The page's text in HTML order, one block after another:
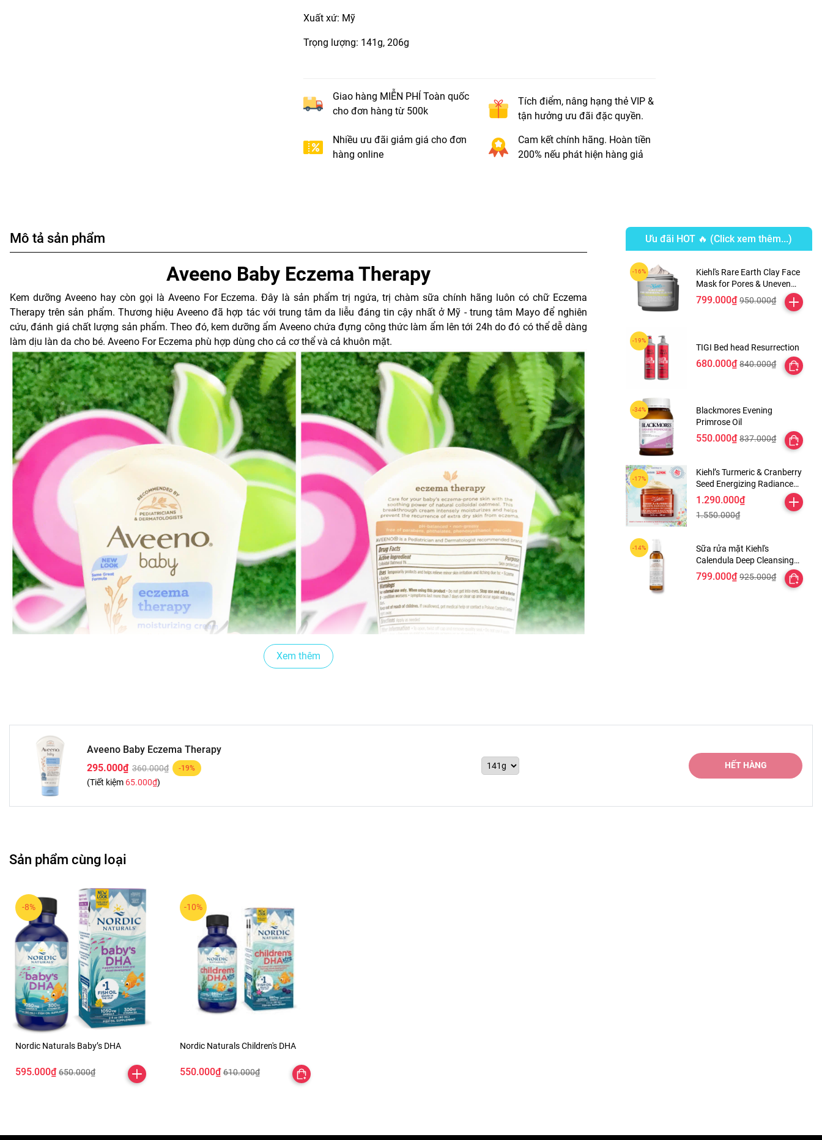
Xuất xứ: Mỹ
Trọng lượng: 141g, 206g
Giao hàng MIỄN PHÍ Toàn quốc
cho đơn hàng từ 500k
Tích điểm, nâng hạng thẻ VIP &
tận hưởng ưu đãi đặc quyền.
Nhiều ưu đãi giảm giá cho đơn
hàng online
Cam kết chính hãng. Hoàn tiền
200% nếu phát hiện hàng giả
Mô tả sản phẩm
Aveeno Baby Eczema Therapy
Kem dưỡng Aveeno hay còn gọi là Aveeno For Eczema. Đây là sản phẩm trị ngứa, trị chàm sữa chính hãng luôn có chữ Eczema
Therapy trên sản phẩm. Thương hiệu Aveeno đã hợp tác với trung tâm da liễu đáng tin cậy nhất ở Mỹ - trung tâm Mayo để nghiên
cứu, đánh giá chất lượng sản phẩm. Theo đó, kem dưỡng ẩm Aveeno chứa đựng công thức làm ẩm lên tới 24h do đó có thể dễ dàng
làm dịu làn da cho bé. Aveeno For Eczema phù hợp dùng cho cả cơ thể và cả khuôn mặt.
Xem thêm
Ưu đãi HOT 🔥 (Click xem thêm...)
Kiehl's Rare Earth Clay Face
Mask for Pores & Uneven
Texture
799.000₫ 950.000₫
TIGI Bed head Resurrection
680.000₫ 840.000₫
Blackmores Evening
Primrose Oil
550.000₫ 837.000₫
Kiehl’s Turmeric & Cranberry
Seed Energizing Radiance
Masque
1.290.000₫
1.550.000₫
Sữa rửa mặt Kiehl's
Calendula Deep Cleansing
Foaming Face Wash
799.000₫ 925.000₫
Aveeno Baby Eczema Therapy
295.000₫ 360.000₫ -19%
(Tiết kiệm 65.000₫)
HẾT HÀNG
Sản phẩm cùng loại
-8%
Nordic Naturals Baby’s DHA
595.000₫ 650.000₫
-10%
Nordic Naturals Children's DHA
550.000₫ 610.000₫